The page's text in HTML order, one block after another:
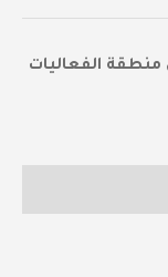
منطقة الفعاليات